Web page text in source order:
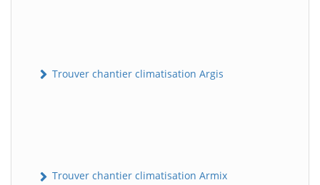
Trouver chantier climatisation Argis
Trouver chantier climatisation Armix